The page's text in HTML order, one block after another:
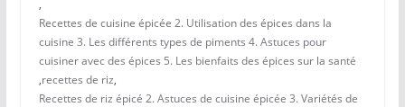
,
Recettes de cuisine épicée 2. Utilisation des épices dans la
cuisine 3. Les différents types de piments 4. Astuces pour
cuisiner avec des épices 5. Les bienfaits des épices sur la santé
,recettes de riz,
Recettes de riz épicé 2. Astuces de cuisine épicée 3. Variétés de